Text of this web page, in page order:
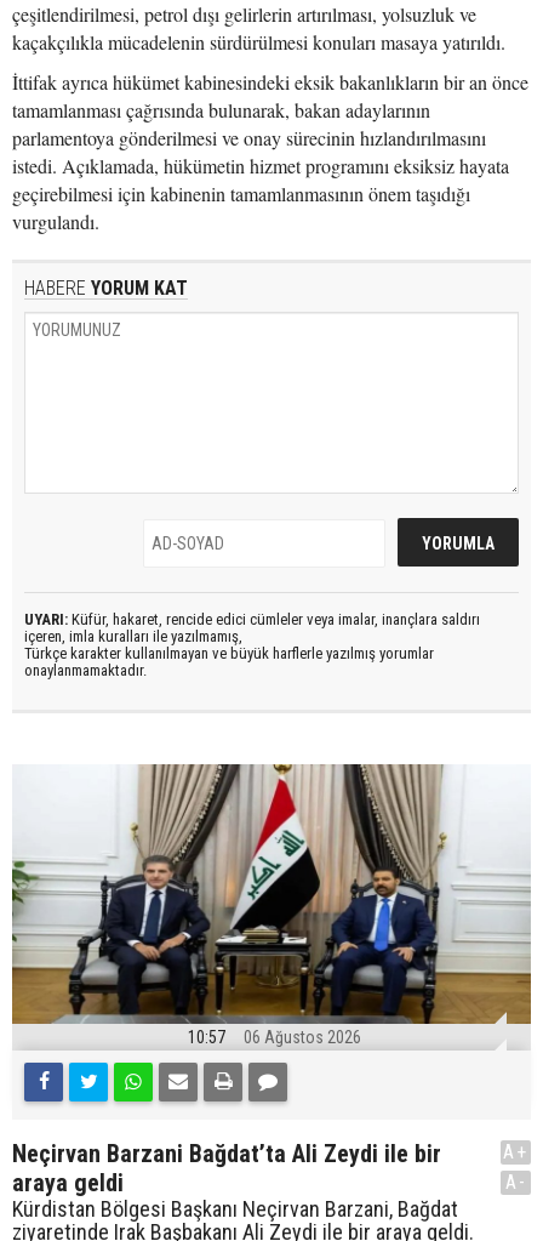
çeşitlendirilmesi, petrol dışı gelirlerin artırılması, yolsuzluk ve
kaçakçılıkla mücadelenin sürdürülmesi konuları masaya yatırıldı.
İttifak ayrıca hükümet kabinesindeki eksik bakanlıkların bir an önce
tamamlanması çağrısında bulunarak, bakan adaylarının
parlamentoya gönderilmesi ve onay sürecinin hızlandırılmasını
istedi. Açıklamada, hükümetin hizmet programını eksiksiz hayata
geçirebilmesi için kabinenin tamamlanmasının önem taşıdığı
vurgulandı.
HABERE YORUM KAT
UYARI: Küfür, hakaret, rencide edici cümleler veya imalar, inançlara saldırı
içeren, imla kuralları ile yazılmamış,
Türkçe karakter kullanılmayan ve büyük harflerle yazılmış yorumlar
onaylanmamaktadır.
10:57 06 Ağustos 2026
Neçirvan Barzani Bağdat’ta Ali Zeydi ile bir
araya geldi
Kürdistan Bölgesi Başkanı Neçirvan Barzani, Bağdat
ziyaretinde Irak Başbakanı Ali Zeydi ile bir araya geldi.
A+
A-